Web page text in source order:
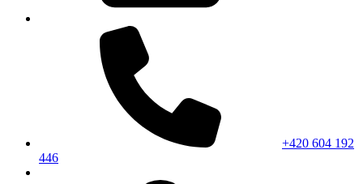
+420 604 192
446